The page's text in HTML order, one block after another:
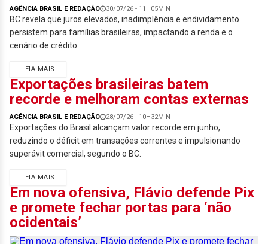
AGÊNCIA BRASIL E REDAÇÃO 30/07/26 - 11H05MIN
BC revela que juros elevados, inadimplência e endividamento
persistem para famílias brasileiras, impactando a renda e o
cenário de crédito.
LEIA MAIS
Exportações brasileiras batem
recorde e melhoram contas externas
AGÊNCIA BRASIL E REDAÇÃO 28/07/26 - 10H32MIN
Exportações do Brasil alcançam valor recorde em junho,
reduzindo o déficit em transações correntes e impulsionando
superávit comercial, segundo o BC.
LEIA MAIS
Em nova ofensiva, Flávio defende Pix
e promete fechar portas para ‘não
ocidentais’